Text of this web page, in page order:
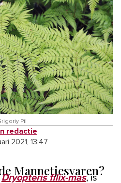
Pil
redactie
2021, 13:47
Mannetjesvaren?
Dryopteris filix-mas, is